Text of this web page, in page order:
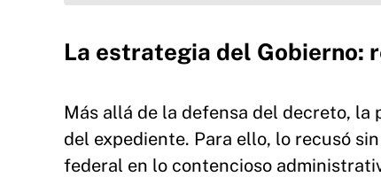
La estrategia del Gobierno:
Más allá de la defensa del decreto, la
del expediente. Para ello, lo recusó
federal en lo contencioso